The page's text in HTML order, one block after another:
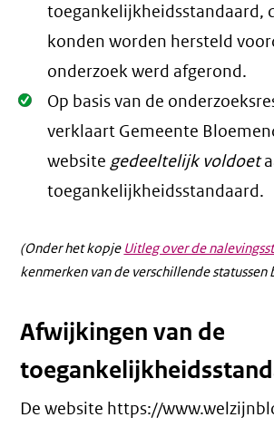
toegankelijkheidsstandaard,
konden worden hersteld
onderzoek werd afgerond.
Oké.
Op basis van de
verklaart Gemeente
websitegedeeltelijk voldoet
toegankelijkheidsstandaard.
(Onder het kopje Uitleg over de
kenmerken van de verschillende statussen
Afwijkingen van de
De website https://